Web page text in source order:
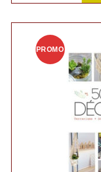
PROMO